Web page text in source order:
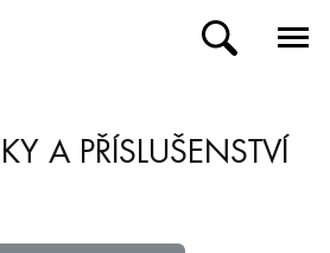
A PŘÍSLUŠENSTVÍ